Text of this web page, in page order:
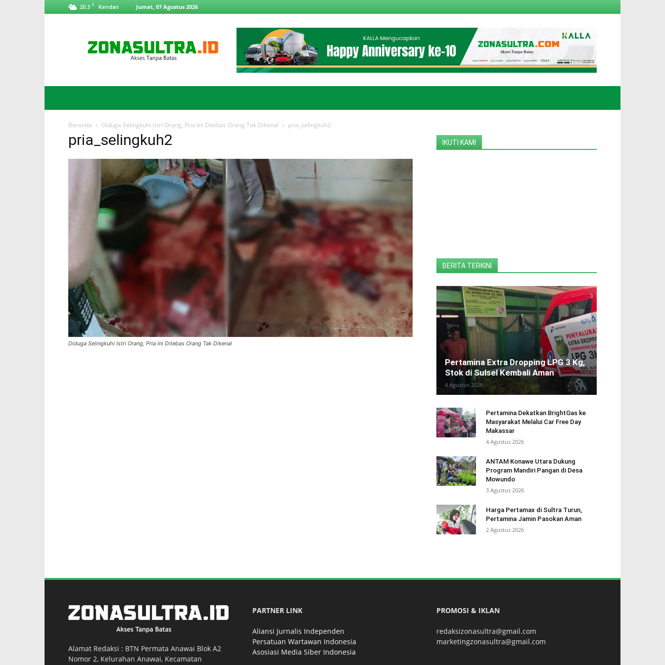
20.3 C Kendari Jumat, 07 Agustus 2026
Beranda Diduga Selingkuhi Istri Orang, Pria Ini Ditebas Orang Tak Dikenal pria_selingkuh2
pria_selingkuh2
Diduga Selingkuhi Istri Orang, Pria Ini Ditebas Orang Tak Dikenal
IKUTI KAMI
BERITA TERKINI
Pertamina Extra Dropping LPG 3 Kg,
Stok di Sulsel Kembali Aman
4 Agustus 2026
Pertamina Dekatkan BrightGas ke
Masyarakat Melalui Car Free Day
Makassar
4 Agustus 2026
ANTAM Konawe Utara Dukung
Program Mandiri Pangan di Desa
Mowundo
3 Agustus 2026
Harga Pertamax di Sultra Turun,
Pertamina Jamin Pasokan Aman
2 Agustus 2026
Alamat Redaksi : BTN Permata Anawai Blok A2
Nomor 2, Kelurahan Anawai, Kecamatan
PARTNER LINK
Aliansi Jurnalis Independen
Persatuan Wartawan Indonesia
Asosiasi Media Siber Indonesia
PROMOSI & IKLAN
redaksizonasultra@gmail.com
marketingzonasultra@gmail.com